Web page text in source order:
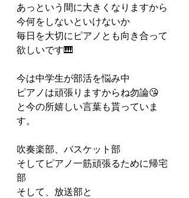
あっという間に大きくなりますから
今何をしないといけないか
毎日を大切にピアノとも向き合って
欲しいです🎹
今は中学生が部活を悩み中
ピアノは頑張りますからね勿論😘
と今の所嬉しい言葉も貰っていま
す。
吹奏楽部、バスケット部
そしてピアノ一筋頑張るために帰宅
部
そして、放送部と